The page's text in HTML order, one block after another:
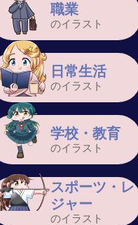
職業
のイラスト
日常生活
のイラスト
学校・教育
のイラスト
スポーツ・レ
ジャー
のイラスト